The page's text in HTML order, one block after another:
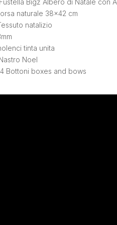
naturale 38×42 cm
natalizio
tinta unita
Noel
Bottoni boxes and bows